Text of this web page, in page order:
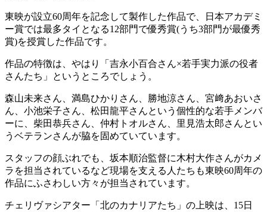
東映が設立60周年を記念して製作した作品で、日本アカデミ
ー賞では最多タイとなる12部門で優秀賞(うち3部門が最優秀
賞)を授賞した作品です。
作品の特徴は、やはり「吉永小百合さん×若手実力派の役者
さんたち」というところでしょう。
森山未来さん、満島ひかりさん、勝地涼さん、宮﨑あおいさ
ん、小池栄子さん、松田龍平さんという個性的な若手メンバ
ーに、柴田恭兵さん、仲村トオルさん、里見浩太郎さんとい
うベテランさんが脇を固めていています。
スタッフの顔ぶれでも、坂本順治監督に木村大作さんがカメ
ラを担当されているなど現場を支える人たちも東映60周年の
作品にふさわしい方々が担当されています。
チェリヴァシアター「北のカナリアたち」の上映は、15日